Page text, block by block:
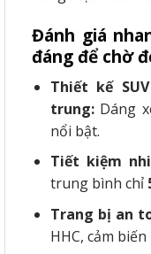
Đánh giá
đáng để chờ
Thiết kế
trung:Dáng
nổi bật.
Tiết kiệm
trung bình chỉ
Trang bị an
HHC, cảm